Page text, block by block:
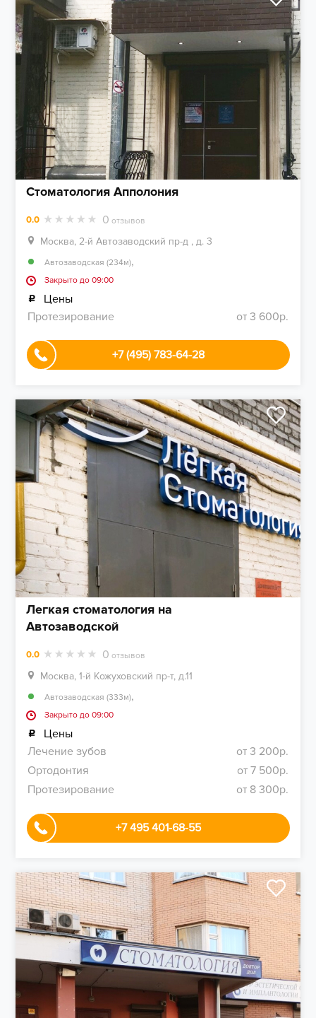
Стоматология Апполония
0.0 0 отзывов
Москва, 2-й Автозаводский пр-д , д. 3
Автозаводская (234м),
Закрыто до 09:00
Цены
Протезирование
от 3 600р.
+7 (495) 783-64-28
Легкая стоматология на
Автозаводской
0.0 0 отзывов
Москва, 1-й Кожуховский пр-т, д.11
Автозаводская (333м),
Закрыто до 09:00
Цены
Лечение зубов
от 3 200р.
Ортодонтия
от 7 500р.
Протезирование
от 8 300р.
+7 495 401-68-55